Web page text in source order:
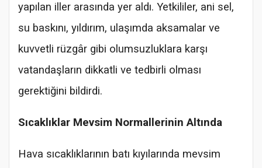
yapılan iller arasında yer aldı. Yetkililer, ani sel,
su baskını, yıldırım, ulaşımda aksamalar ve
kuvvetli rüzgâr gibi olumsuzluklara karşı
vatandaşların dikkatli ve tedbirli olması
gerektiğini bildirdi.
Sıcaklıklar Mevsim Normallerinin Altında
Hava sıcaklıklarının batı kıyılarında mevsim